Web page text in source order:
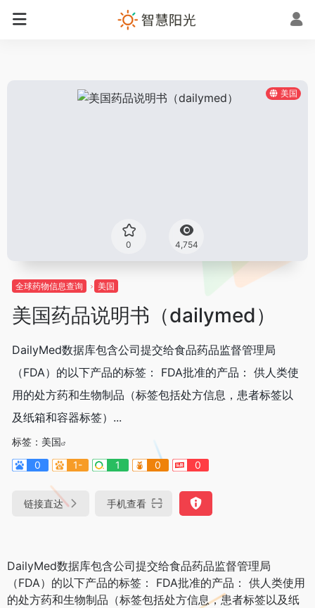
美国
0 4,754
全球药物信息查询 美国
美国药品说明书（dailymed）
DailyMed数据库包含公司提交给食品药品监督管理局
（FDA）的以下产品的标签： FDA批准的产品： 供人类使
用的处方药和生物制品（标签包括处方信息，患者标签以
及纸箱和容器标签）...
标签： 美国
0
1- 1 0 0
链接直达 手机查看
DailyMed数据库包含公司提交给食品药品监督管理局
（FDA）的以下产品的标签： FDA批准的产品： 供人类使用
的处方药和生物制品（标签包括处方信息，患者标签以及纸